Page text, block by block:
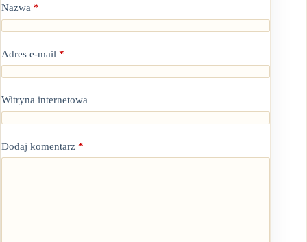
Nazwa *
Adres e-mail *
Witryna internetowa
Dodaj komentarz *